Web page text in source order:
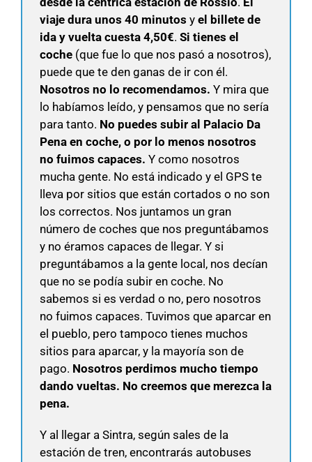
viaje dura unos 40 minutos y el billete de
ida y vuelta cuesta 4,50€. Si tienes el
coche (que fue lo que nos pasó a nosotros),
puede que te den ganas de ir con él.
Nosotros no lo recomendamos. Y mira que
lo habíamos leído, y pensamos que no sería
para tanto. No puedes subir al Palacio Da
Pena en coche, o por lo menos nosotros
no fuimos capaces. Y como nosotros
mucha gente. No está indicado y el GPS te
lleva por sitios que están cortados o no son
los correctos. Nos juntamos un gran
número de coches que nos preguntábamos
y no éramos capaces de llegar. Y si
preguntábamos a la gente local, nos decían
que no se podía subir en coche. No
sabemos si es verdad o no, pero nosotros
no fuimos capaces. Tuvimos que aparcar en
el pueblo, pero tampoco tienes muchos
sitios para aparcar, y la mayoría son de
pago. Nosotros perdimos mucho tiempo
dando vueltas. No creemos que merezca la
pena.
Y al llegar a Sintra, según sales de la
estación de tren, encontrarás autobuses